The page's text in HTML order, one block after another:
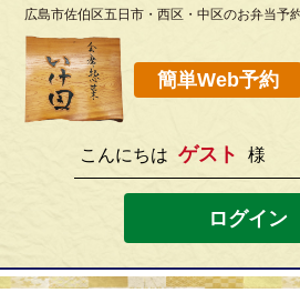
082-
[営業時間]10：30~19
広島市佐伯区五日市・西区・中区のお弁当予
簡単Web予約
こんにちは ゲスト 様
ログイン